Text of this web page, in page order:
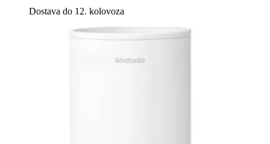
Dostava do 12. kolovoza